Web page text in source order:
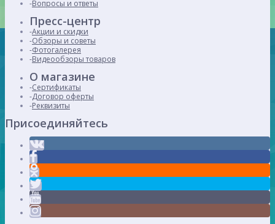
Вопросы и ответы
Пресс-центр
Акции и скидки
Обзоры и советы
Фотогалерея
Видеообзоры товаров
О магазине
Сертификаты
Договор оферты
Реквизиты
Присоединяйтесь